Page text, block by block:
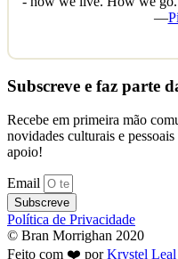
—
Subscreve e faz parte
Recebe em primeira mão
novidades culturais e
apoio!
Email
Subscreve
Política de Privacidade
© Bran Morrighan 2020
Feito com ❤️ porKrystel Leal